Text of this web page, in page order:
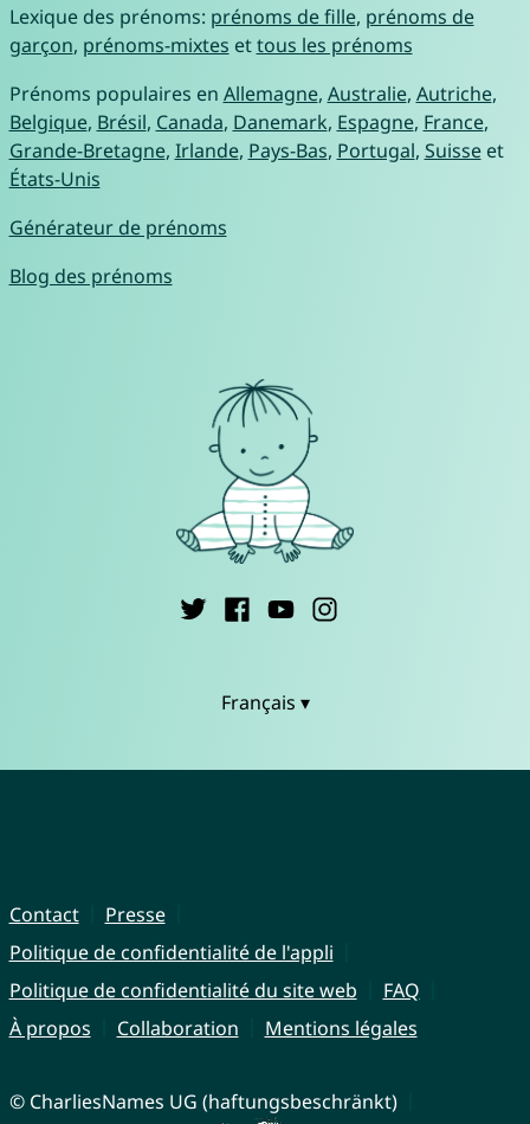
Lexique des prénoms: prénoms de fille, prénoms de
garçon, prénoms-mixtes ettous les prénoms
Prénoms populaires en Allemagne, Australie, Autriche,
Belgique, Brésil, Canada, Danemark, Espagne, France,
Grande-Bretagne, Irlande, Pays-Bas, Portugal, Suisseet
États-Unis
Générateur de prénoms
Blog des prénoms
Français ▾
Contact
Presse
Politique de confidentialité de l'appli
Politique de confidentialité du site web
FAQ
À propos
Collaboration Mentions légales
© CharliesNames UG (haftungsbeschränkt)